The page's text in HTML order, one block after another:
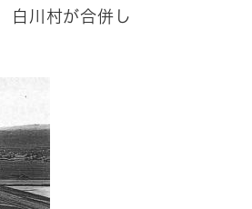
白川村が合併し